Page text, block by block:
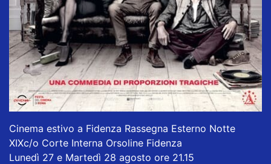
Cinema estivo a Fidenza Rassegna Esterno Notte
XIXc/o Corte Interna Orsoline Fidenza
Lunedì 27 e Martedì 28 agosto ore 21.15